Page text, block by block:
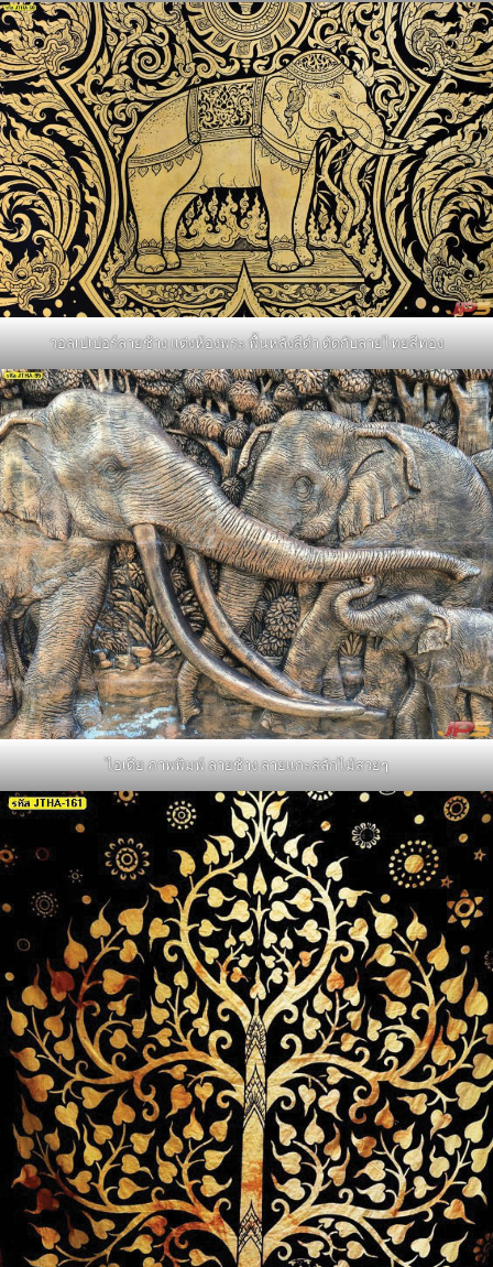
วอลเปเปอร์ลายช้าง แต่งห้องพระ พื้นหลังสีดำ ตัดกับลายไทยสีทอง
ไอเดีย ภาพพิมพ์ ลายช้าง ลายแกะสลักไม้สวยๆ